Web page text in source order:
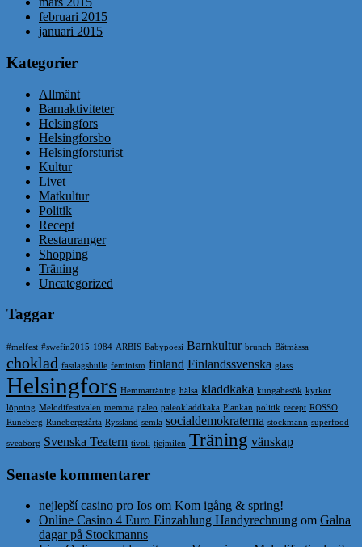
februari 2015
januari 2015
Kategorier
Allmänt
Barnaktiviteter
Helsingfors
Helsingforsbo
Helsingforsturist
Kultur
Livet
Matkultur
Politik
Recept
Restauranger
Shopping
Träning
Uncategorized
Taggar
#melfest #swefin2015 1984 ARBIS Babypoesi Barnkultur brunch Båtmässa
choklad fastlagsbulle feminism finland Finlandssvenska glass
Helsingfors Hemmaträning hälsa kladdkaka kungabesök kyrkor
löpning Melodifestivalen memma paleo paleokladdkaka Plankan politik recept ROSSO
Runeberg Runebergstårta Ryssland semla socialdemokraterna stockmann superfood
sveaborg Svenska Teatern tivoli tjejmilen Träning vänskap
Senaste kommentarer
nejlepší casino pro Ios om Kom igång & spring!
Online Casino 4 Euro Einzahlung Handyrechnung om Galna
dagar på Stockmanns